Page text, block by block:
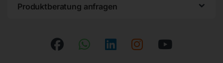
Produktberatung anfragen